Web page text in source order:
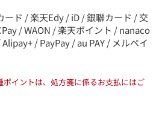
ード / 楽天Edy / iD / 銀聯カード / 交
/ WAON / 楽天ポイント / nanaco
/ PayPay / au PAY / メルペイ
ポイントは、処方箋に係るお支払にはご